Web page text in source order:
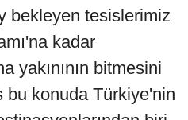
bekleyen tesislerimiz
kadar
yakınının bitmesini
bu konuda Türkiye'nin